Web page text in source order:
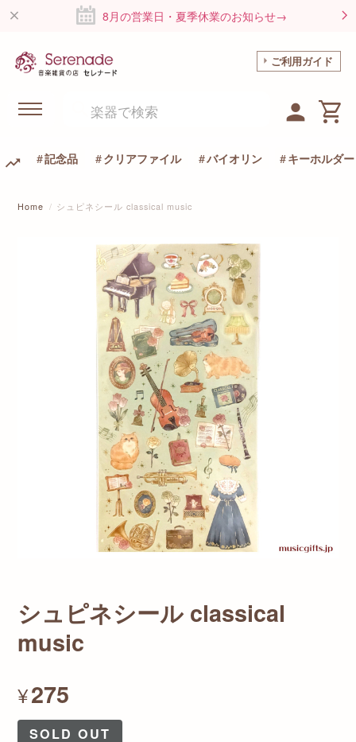
8月の営業日・夏季休業のお知らせ→
ご利用ガイド
記念品 クリアファイル バイオリン キーホルダー
Home シュピネシール classical music
シュピネシール classical
music
¥275
SOLD OUT